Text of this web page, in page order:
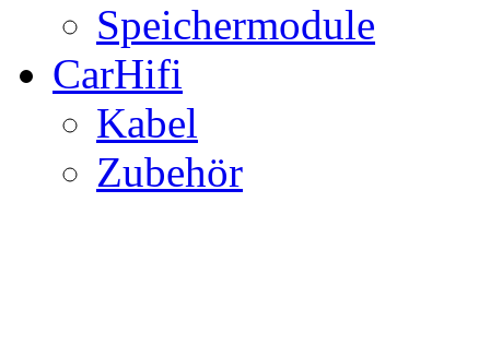
Speichermodule
CarHifi
Kabel
Zubehör